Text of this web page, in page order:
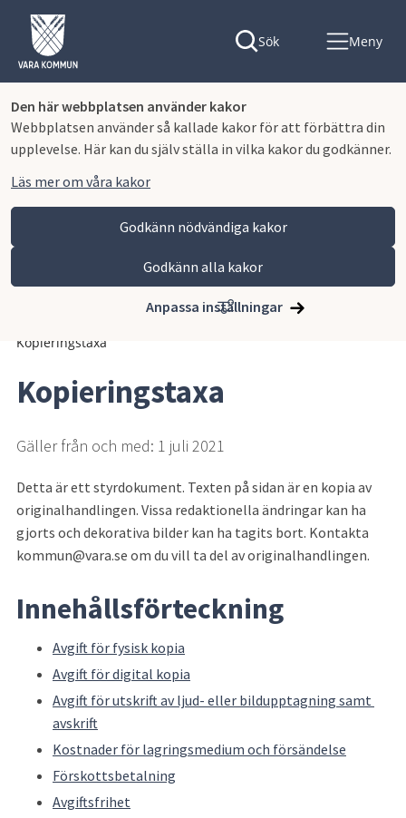
Den här webbplatsen använder kakor
Webbplatsen använder så kallade kakor för att förbättra din
upplevelse. Här kan du själv ställa in vilka kakor du godkänner.
Läs mer om våra kakor
Godkänn nödvändiga kakor
Godkänn alla kakor
Anpassa inställningar
Sök Meny
Vara kommun
Kommun och politik
Vår organisation och verksamhet
Kopieringstaxa
Kopieringstaxa
Gäller från och med: 1 juli 2021
Detta är ett styrdokument. Texten på sidan är en kopia av
originalhandlingen. Vissa redaktionella ändringar kan ha
gjorts och dekorativa bilder kan ha tagits bort. Kontakta
kommun@vara.se om du vill ta del av originalhandlingen.
Innehållsförteckning
Avgift för fysisk kopia
Avgift för digital kopia
Avgift för utskrift av ljud- eller bildupptagning samt
avskrift
Kostnader för lagringsmedium och försändelse
Förskottsbetalning
Avgiftsfrihet